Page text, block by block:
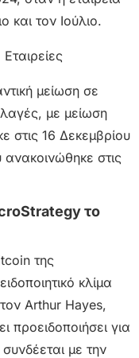
και τον Ιούλιο.
μείωση σε
με μείωση
στις 16 Δεκεμβρίου
στις
το
της
κλίμα
Arthur Hayes,
προειδοποιήσει για
με την